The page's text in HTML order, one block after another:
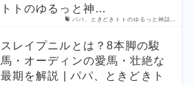
パパ、ときどきトトのゆるっと神話…
トトのゆるっと神…
スレイプニルとは？8本脚の駿
馬・オーディンの愛馬・壮絶な
最期を解説 | パパ、ときどきト